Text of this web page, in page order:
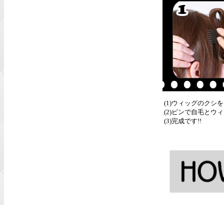
(1)ウィッグのクシ
(2)ピンで自毛とウ
(3)完成です!!